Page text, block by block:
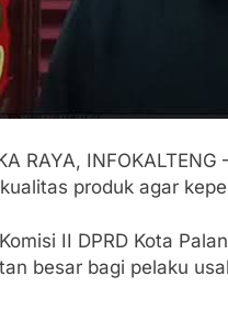
RAYA,
produk agar
II DPRD Kota
besar bagi pelaku